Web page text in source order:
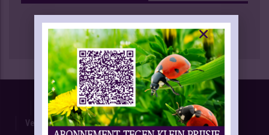
Proefnummer
Oplage & Verspreiding
Advertentietarieven
Technische Gegevens
Verschijning Drinks Slijtersvakblad
Themaplanning